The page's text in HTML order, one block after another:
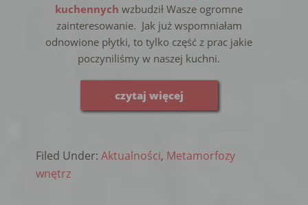
kuchennych wzbudził Wasze ogromne
zainteresowanie. Jak już wspomniałam
odnowione płytki, to tylko część z prac jakie
poczyniliśmy w naszej kuchni.
czytaj więcej
Filed Under: Aktualności, Metamorfozy
wnętrz